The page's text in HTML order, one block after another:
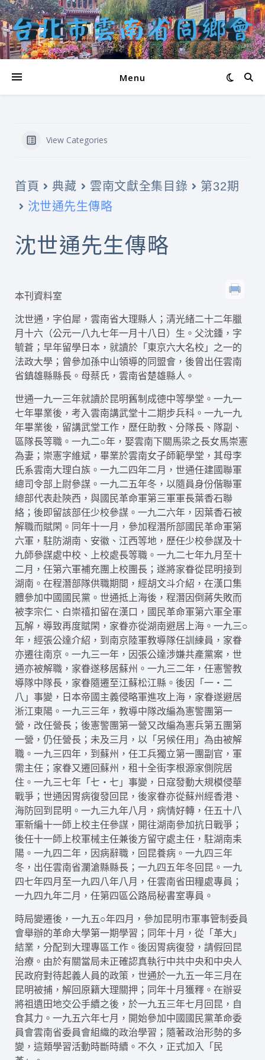
Menu
View Categories
首頁 典藏 雲南文獻全集目錄 第32期
沈世通先生傳略
沈世通先生傳略
本刊資料室
沈世通，字伯犀，雲南省大理縣人；清光緒二十二年臘
月十六（公元一八九七年一月十八日）生。父沈鍾，字
毓蒼；早年留學日本，就讀於「東京六大名校」之一的
法政大學；曾參加孫中山領導的同盟會，後曾出任雲南
省鎮雄縣縣長。母蔡氏，雲南省楚雄縣人。
世通一九一三年就讀於昆明舊制成德中等學堂。一九一
七年畢業後，考入雲南講武堂十二期步兵科。一九一九
年畢業後，留講武堂工作，歷任助教、分隊長、隊副、
區隊長等職。一九二○年，娶雲南下關馬梁之長女馬崇憲
為妻；崇憲字維斌，畢業於雲南女子師範學堂，其母李
氏系雲南大理白族。一九二四年二月，世通任建國聯軍
總司令部上尉參謀。一九二五年冬，以隨員身份偕聯軍
總部代表赴陝西，與國民革命軍第三軍軍長葉香石聯
絡；後即留該部任少校參謀。一九二六年，因葉香石被
解職而賦閑。同年十一月，參加程潛所部國民革命軍第
六軍，駐防湖南、安徽、江西等地，歷任少校參謀及十
九師參謀處中校、上校處長等職。一九二七年九月至十
二月，任第六軍補充團上校團長；遂將家眷從昆明接到
湖南。在程潛部隊供職期間，經胡文斗介紹，在漢口集
體參加中國國民黨。世通抵上海後，程潛因倒蔣失敗而
被李宗仁、白崇禧扣留在漢口，國民革命軍第六軍全軍
瓦解，導致再度賦閑，家眷亦從湖南避居上海。一九三○
年，經張公達介紹，到南京陸軍教導隊任訓練員，家眷
亦遷往南京。一九三一年，因張公達涉嫌共產黨案，世
通亦被解職，家眷遂移居蘇州。一九三二年，任憲警教
導隊中隊長，家眷隨遷至江蘇松江縣。後因「一‧二
八」事變，日本帝國主義侵略軍進攻上海，家眷遂避居
淅江東陽。一九三三年，教導中隊改編為憲警團第一
營，改任營長；後憲警團第一營又改編為憲兵第五團第
一營，仍任營長；未及三月，以「另候任用」為由被解
職。一九三四年，到蘇州，任工兵獨立第一團副官，軍
需主任；家眷又遷回蘇州，租十全街李根源家側院居
住。一九三七年「七‧七」事變，日寇發動大規模侵華
戰爭；世通因胃病復發回昆，後家眷亦從蘇州經香港、
海防回到昆明。一九三九年八月，病情好轉，任五十八
軍新編十一師上校主任參謀，開往湖南參加抗日戰爭；
後任十一師上校軍械主任兼後方留守處主任，駐湖南耒
陽。一九四二年，因病辭職，回昆養病。一九四三年
冬，出任雲南省瀾滄縣縣長；一九四五年冬回昆。一九
四七年四月至一九四八年八月，任雲南省田糧處專員；
一九四九年二月，任第四區公路局秘書室專員。
時局變遷後，一九五○年四月，參加昆明市軍事管制委員
會舉辦的革命大學第一期學習；同年十月，從「革大」
結業，分配到大理專區工作。後因胃病復發，請假回昆
治療。由於有關當局未正確認真執行中共中央和中央人
民政府對待起義人員的政策，世通於一九五一年三月在
昆明被捕，解回原籍大理關押；同年十月獲釋。在辦妥
將祖遺田地交公手續之後，於一九五三年七月回昆，自
食其力。一九五六年七月，開始參加中國國民黨革命委
員會雲南省委員會組織的政治學習；隨著政治形勢的多
變，這類學習活動時斷時續。不久，正式加入「民